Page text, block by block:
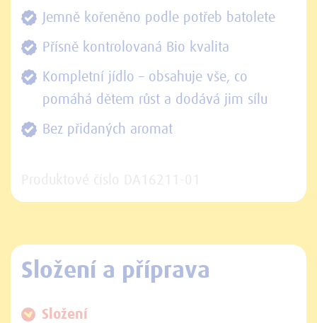
Jemně kořeněno podle potřeb batolete
Přísně kontrolovaná Bio kvalita
Kompletní jídlo – obsahuje vše, co
pomáhá dětem růst a dodává jim sílu
Bez přidaných aromat
Složení a příprava
Složení